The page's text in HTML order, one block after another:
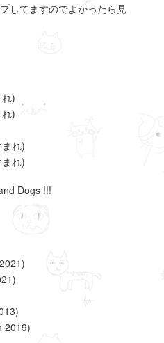
してますのでよかったら見
)
)
れ)
れ)
Dogs !!!
2019)